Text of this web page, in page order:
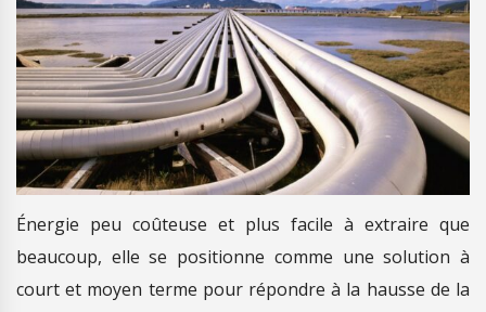
Énergie peu coûteuse et plus facile à extraire que
beaucoup, elle se positionne comme une solution à
court et moyen terme pour répondre à la hausse de la